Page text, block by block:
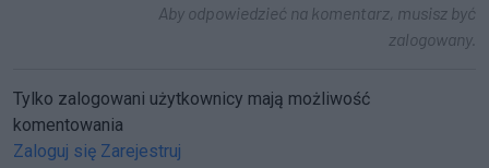
Aby odpowiedzieć na komentarz, musisz być
zalogowany.
Tylko zalogowani użytkownicy mają możliwość
komentowania
Zaloguj się Zarejestruj